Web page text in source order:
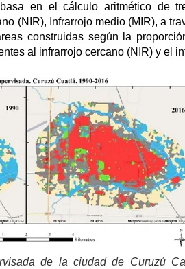
en el cálculo aritmético de
(NIR), Infrarrojo medio (MIR), a
construidas según la
al infrarrojo cercano (NIR) y el
de la ciudad de Curuzú